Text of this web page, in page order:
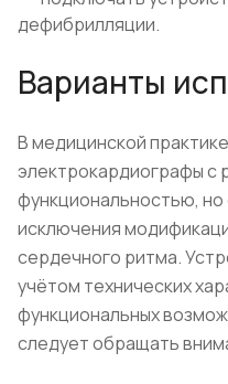
дефибрилляции.
Варианты
В медицинской
электрокардиографы с
функциональностью, но
исключения
сердечного ритма.
учётом технических
функциональных
следует обращать